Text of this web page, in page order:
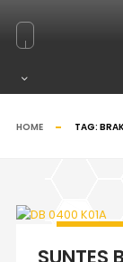
HOME TAG: